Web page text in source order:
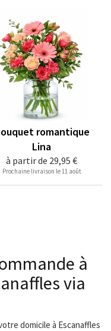
à partir de 29,95 €
romantique
Lina
Prochaine livraison le 11 août
à
via
domicile à Escanaffles